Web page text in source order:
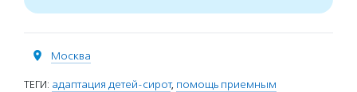
Москва
ТЕГИ: адаптация детей-сирот, помощь приемным